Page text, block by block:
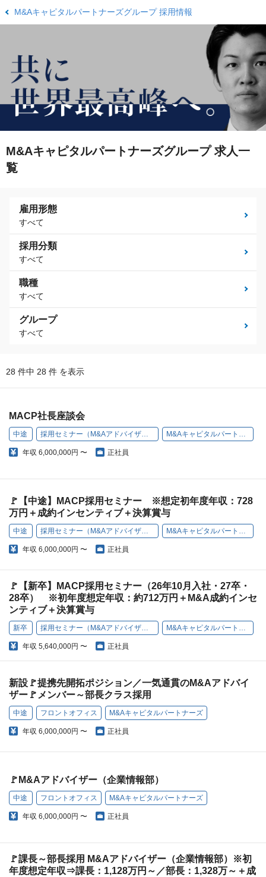
M&Aキャピタルパートナーズグループ 採用情報
M&Aキャピタルパートナーズグループ 求人一
覧
雇用形態
すべて
採用分類
すべて
職種
すべて
グループ
すべて
28 件中 28 件 を表示
MACP社長座談会
中途 採用セミナー（M&Aアドバイザー対象） M&Aキャピタルパートナーズ
年収 6,000,000円 〜 正社員
🚩【中途】MACP採用セミナー ※想定初年度年収：728
万円＋成約インセンティブ＋決算賞与
中途 採用セミナー（M&Aアドバイザー対象） M&Aキャピタルパートナーズ
年収 6,000,000円 〜 正社員
🚩【新卒】MACP採用セミナー（26年10月入社・27卒・
28卒） ※初年度想定年収：約712万円＋M&A成約インセ
ンティブ＋決算賞与
新卒 採用セミナー（M&Aアドバイザー対象） M&Aキャピタルパートナーズ
年収 5,640,000円 〜 正社員
新設🚩提携先開拓ポジション／一気通貫のM&Aアドバイ
ザー🚩メンバー～部長クラス採用
中途 フロントオフィス M&Aキャピタルパートナーズ
年収 6,000,000円 〜 正社員
🚩M&Aアドバイザー（企業情報部）
中途 フロントオフィス M&Aキャピタルパートナーズ
年収 6,000,000円 〜 正社員
🚩課長～部長採用 M&Aアドバイザー（企業情報部）※初
年度想定年収⇒課長：1,128万円～／部長：1,328万～＋成